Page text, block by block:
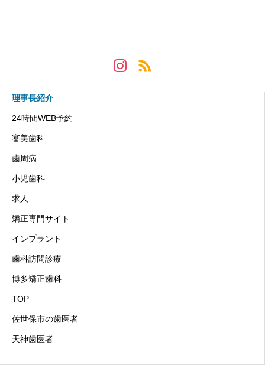
理事長紹介
24時間WEB予約
審美歯科
歯周病
小児歯科
求人
矯正専門サイト
インプラント
歯科訪問診療
博多矯正歯科
TOP
佐世保市の歯医者
天神歯医者